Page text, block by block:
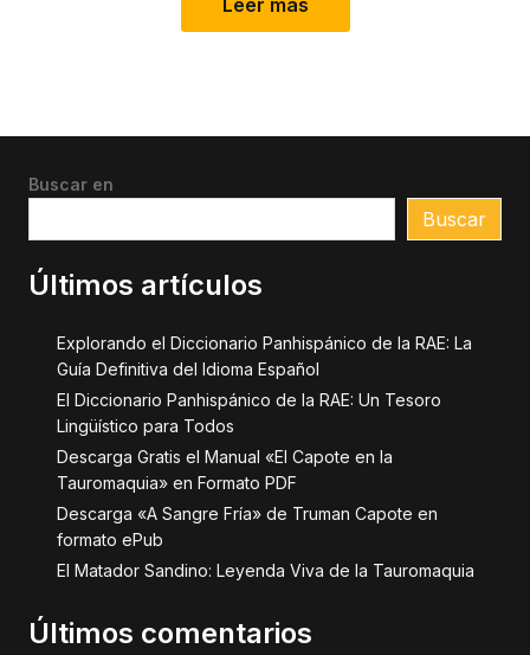
Buscar en
Buscar
Últimos artículos
Explorando el Diccionario Panhispánico de la RAE: La
Guía Definitiva del Idioma Español
El Diccionario Panhispánico de la RAE: Un Tesoro
Lingüístico para Todos
Descarga Gratis el Manual «El Capote en la
Tauromaquia» en Formato PDF
Descarga «A Sangre Fría» de Truman Capote en
formato ePub
El Matador Sandino: Leyenda Viva de la Tauromaquia
Últimos comentarios